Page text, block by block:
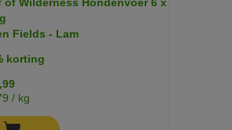
Fields - Lam
korting
/ kg